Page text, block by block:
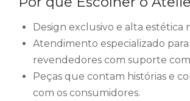
Design exclusivo e alta estética
Atendimento especializado para
revendedores com suporte
Peças que contam histórias e
com os consumidores.